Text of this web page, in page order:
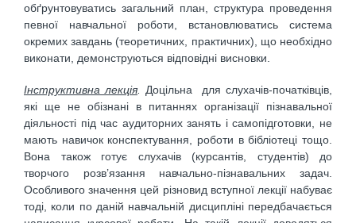
обґрунтовуватись загальний план, структура проведення
певної навчальної роботи, встановлюватись система
окремих завдань (теоретичних, пра­ктичних), що необхідно
виконати, демонструються відповідні висновки.
Інструктивна лекція. Доцільна
для слухачів-початківців,
які ще не обізнані в питаннях організації пізнавальної
діяльності під час аудиторних занять і самопідготовки, не
мають навичок конспектування, роботи в бібліотеці тощо.
Вона також готує слухачів (курсантів, студентів) до
творчого розв’язання навчально-пізнавальних задач.
Особливого значення цей різновид вступної лекції набуває
тоді, коли по даній навчальній дисципліні передбачається